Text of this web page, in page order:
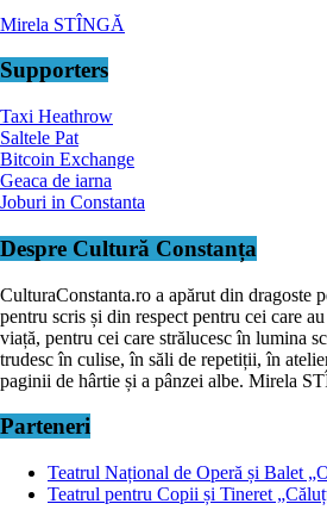
Mirela STÎNGĂ
Supporters
Taxi Heathrow
Saltele Pat
Bitcoin Exchange
Geaca de iarna
Joburi in Constanta
Despre Cultură Constanța
CulturaConstanta.ro a apărut din dragoste
pentru scris și din respect pentru cei care
viață, pentru cei care strălucesc în lumina
trudesc în culise, în săli de repetiții, în
paginii de hârtie și a pânzei albe. Mirela
Parteneri
Teatrul Național de Operă și Balet
Teatrul pentru Copii și Tineret